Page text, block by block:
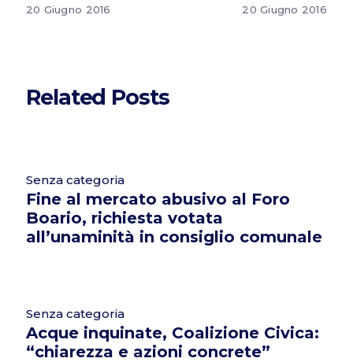
20 Giugno 2016 20 Giugno 2016
Related Posts
Senza categoria
Fine al mercato abusivo al Foro
Boario, richiesta votata
all’unaminità in consiglio comunale
Senza categoria
Acque inquinate, Coalizione Civica:
“chiarezza e azioni concrete”